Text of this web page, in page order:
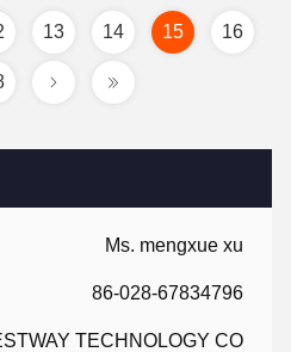
Ms. mengxue xu
86-028-67834796
TECHNOLOGY CO
13 14 15 16